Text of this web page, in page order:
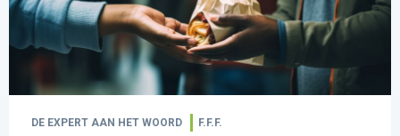
DE EXPERT AAN HET WOORD F.F.F.